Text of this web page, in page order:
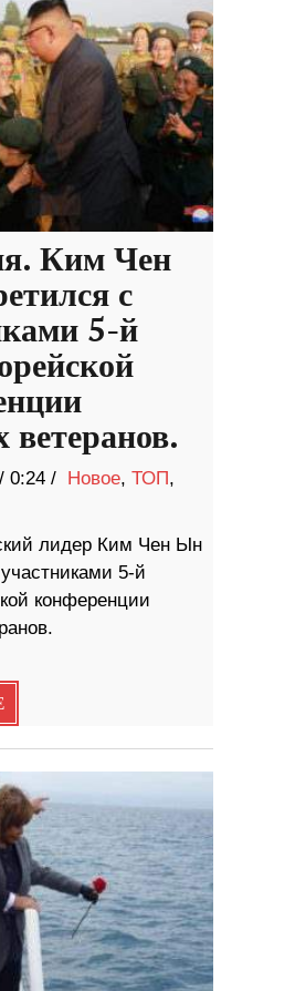
Ким Чен
с
5-й
ветеранов.
/ 0:24 / Новое, ТОП,
лидер Ким Чен Ын
5-й
конференции